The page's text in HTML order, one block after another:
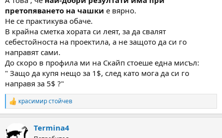
претопяването на чашки е вярно.
Не се практикува обаче.
В крайна сметка хората си леят, за да свалят
себестойноста на проектила, а не защото да си го
направят сами.
До скоро в профила ми на Скайп стоеше една мисъл:
" Защо да купя нещо за 1$, след като мога да си го
направя за 5$ ?"
R
e
t
красимир стойчев
Termina4